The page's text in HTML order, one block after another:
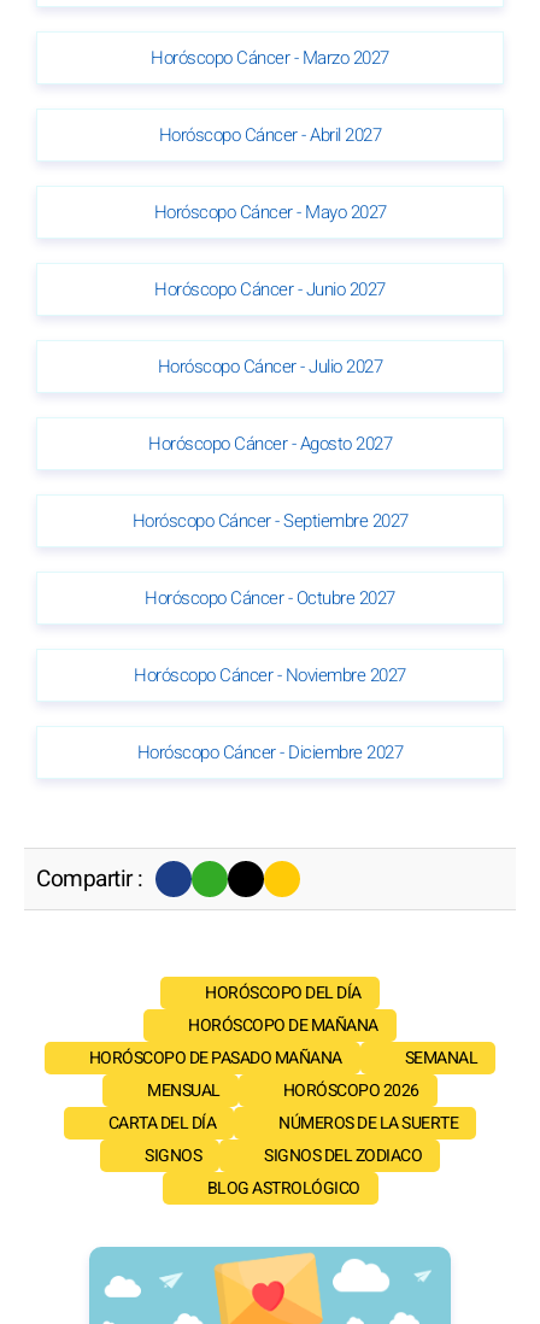
Horóscopo Cáncer - Marzo 2027
Horóscopo Cáncer - Abril 2027
Horóscopo Cáncer - Mayo 2027
Horóscopo Cáncer - Junio 2027
Horóscopo Cáncer - Julio 2027
Horóscopo Cáncer - Agosto 2027
Horóscopo Cáncer - Septiembre 2027
Horóscopo Cáncer - Octubre 2027
Horóscopo Cáncer - Noviembre 2027
Horóscopo Cáncer - Diciembre 2027
Compartir :
HORÓSCOPO DEL DÍA
HORÓSCOPO DE MAÑANA
HORÓSCOPO DE PASADO MAÑANA
SEMANAL
MENSUAL
HORÓSCOPO 2026
CARTA DEL DÍA
NÚMEROS DE LA SUERTE
SIGNOS
SIGNOS DEL ZODIACO
BLOG ASTROLÓGICO